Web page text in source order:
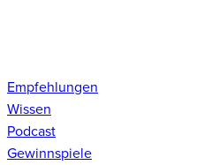
Empfehlungen
Wissen
Podcast
Gewinnspiele